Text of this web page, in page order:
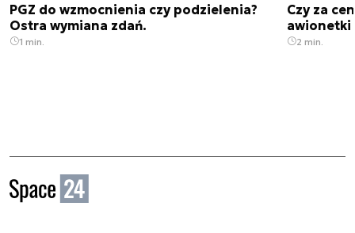
PGZ do wzmocnienia czy podzielenia?
Ostra wymiana zdań.
1 min.
Czy za
awionetki
2 min.